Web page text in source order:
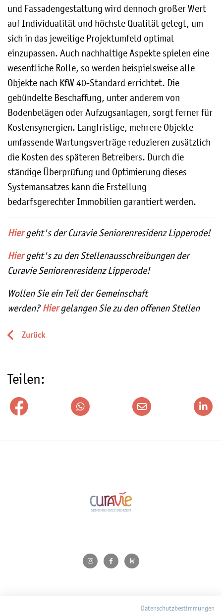
und Fassadengestaltung wird dennoch großer Wert
auf Individualität und höchste Qualität gelegt, um
sich in das jeweilige Projektumfeld optimal
einzupassen. Auch nachhaltige Aspekte spielen eine
wesentliche Rolle, so werden beispielsweise alle
Objekte nach KfW 40-Standard errichtet. Die
gebündelte Beschaffung, unter anderem von
Bodenbelägen oder Aufzugsanlagen, sorgt ferner für
Kostensynergien. Langfristige, mehrere Objekte
umfassende Wartungsverträge reduzieren zusätzlich
die Kosten des späteren Betreibers. Durch die
ständige Überprüfung und Optimierung dieses
Systemansatzes kann die Erstellung
bedarfsgerechter Immobilien garantiert werden.
Hiergeht's der Curavie Seniorenresidenz Lipperode!
Hiergeht's zu den Stellenausschreibungen der
Curavie Seniorenresidenz Lipperode!
Wollen Sie ein Teil der Gemeinschaft
werden? Hiergelangen Sie zu den offenen Stellen
Zurück
Teilen:
Datenschutzbestimmungen